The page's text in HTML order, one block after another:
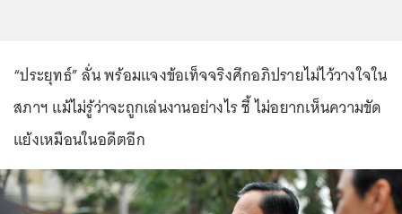
“ประยุทธ์” ลั่น พร้อมแจงข้อเท็จจริงศึกอภิปรายไม่ไว้วางใจใน
สภาฯ แม้ไม่รู้ว่าจะถูกเล่นงานอย่างไร ชี้ ไม่อยากเห็นความขัด
แย้งเหมือนในอดีตอีก